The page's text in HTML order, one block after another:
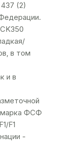
(2)
в том
и в
марка ФСФ
F1
-